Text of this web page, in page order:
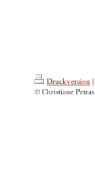
Druckversion |
© Christiane Petras